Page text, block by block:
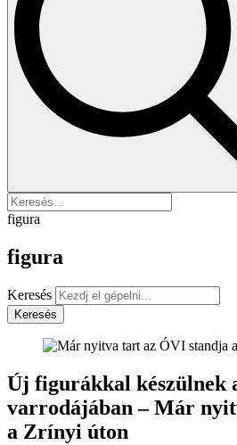
figura
figura
Keresés
Keresés
Új figurákkal készülnek
varrodájában – Már
a Zrínyi úton